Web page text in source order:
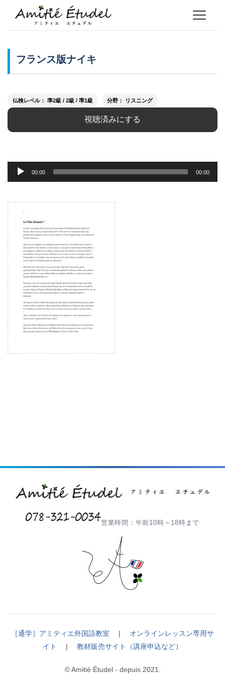
フランス版ナイキ
仏検レベル： 準2級 / 2級 / 準1級 分野： リスニング
視聴済みにする
声
レ
ー
ヤ
ー
00:00 00:00
営業時間：午前10時～18時まで
［通学］アミティエ外国語教室 | オンラインレッスン専用サ
イト
| 教材販売サイト（講座申込など）
© Amitié Étudel - depuis 2021.